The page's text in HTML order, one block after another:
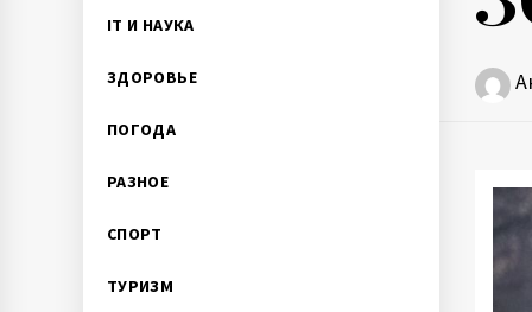
IT И НАУКА
ЗДОРОВЬЕ
ПОГОДА
РАЗНОЕ
СПОРТ
ТУРИЗМ